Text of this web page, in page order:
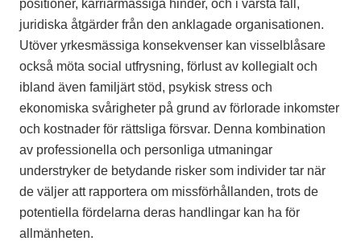
positioner, karriärmässiga hinder, och i värsta fall,
juridiska åtgärder från den anklagade organisationen.
Utöver yrkesmässiga konsekvenser kan visselblåsare
också möta social utfrysning, förlust av kollegialt och
ibland även familjärt stöd, psykisk stress och
ekonomiska svårigheter på grund av förlorade inkomster
och kostnader för rättsliga försvar. Denna kombination
av professionella och personliga utmaningar
understryker de betydande risker som individer tar när
de väljer att rapportera om missförhållanden, trots de
potentiella fördelarna deras handlingar kan ha för
allmänheten.